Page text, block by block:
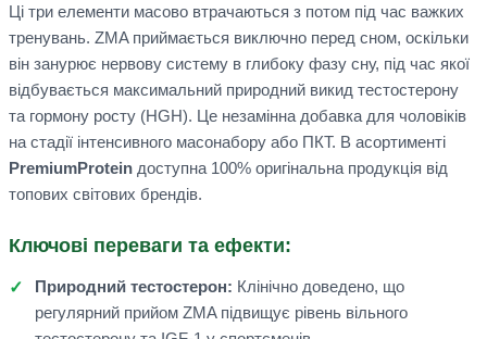
Ці три елементи масово втрачаються з потом під час важких
тренувань. ZMA приймається виключно перед сном, оскільки
він занурює нервову систему в глибоку фазу сну, під час якої
відбувається максимальний природний викид тестостерону
та гормону росту (HGH). Це незамінна добавка для чоловіків
на стадії інтенсивного масонабору або ПКТ. В асортименті
PremiumProtein доступна 100% оригінальна продукція від
топових світових брендів.
Ключові переваги та ефекти:
Природний тестостерон: Клінічно доведено, що
регулярний прийом ZMA підвищує рівень вільного